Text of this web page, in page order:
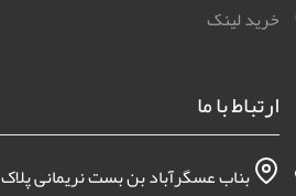
خرید لینک
ارتباط با ما
بناب عسگرآباد بن بست نریمانی پلاک 109